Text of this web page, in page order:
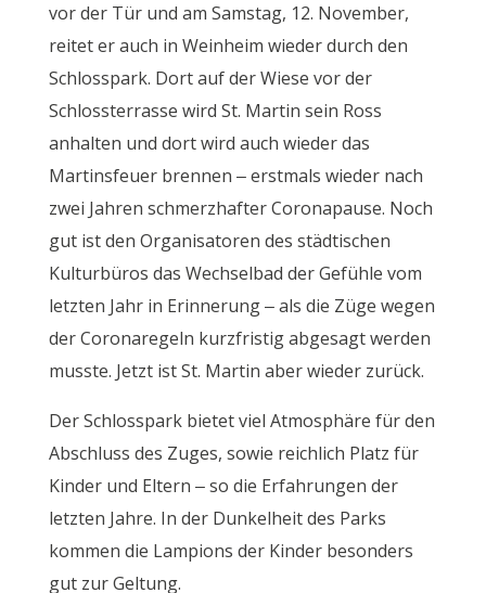
vor der Tür und am Samstag, 12. November,
reitet er auch in Weinheim wieder durch den
Schlosspark. Dort auf der Wiese vor der
Schlossterrasse wird St. Martin sein Ross
anhalten und dort wird auch wieder das
Martinsfeuer brennen – erstmals wieder nach
zwei Jahren schmerzhafter Coronapause. Noch
gut ist den Organisatoren des städtischen
Kulturbüros das Wechselbad der Gefühle vom
letzten Jahr in Erinnerung – als die Züge wegen
der Coronaregeln kurzfristig abgesagt werden
musste. Jetzt ist St. Martin aber wieder zurück.
Der Schlosspark bietet viel Atmosphäre für den
Abschluss des Zuges, sowie reichlich Platz für
Kinder und Eltern – so die Erfahrungen der
letzten Jahre. In der Dunkelheit des Parks
kommen die Lampions der Kinder besonders
gut zur Geltung.